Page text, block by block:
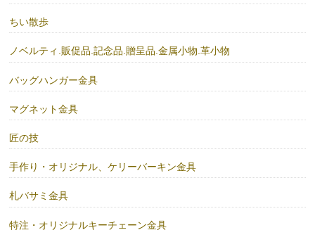
ちい散歩
ノベルティ.販促品.記念品.贈呈品.金属小物.革小物
バッグハンガー金具
マグネット金具
匠の技
手作り・オリジナル、ケリーバーキン金具
札バサミ金具
特注・オリジナルキーチェーン金具